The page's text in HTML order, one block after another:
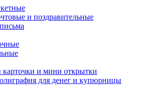
и поздравительные
и мини открытки
для денег и купюрницы